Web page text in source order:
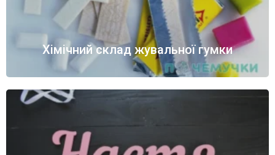
Хімічний склад жувальної гумки